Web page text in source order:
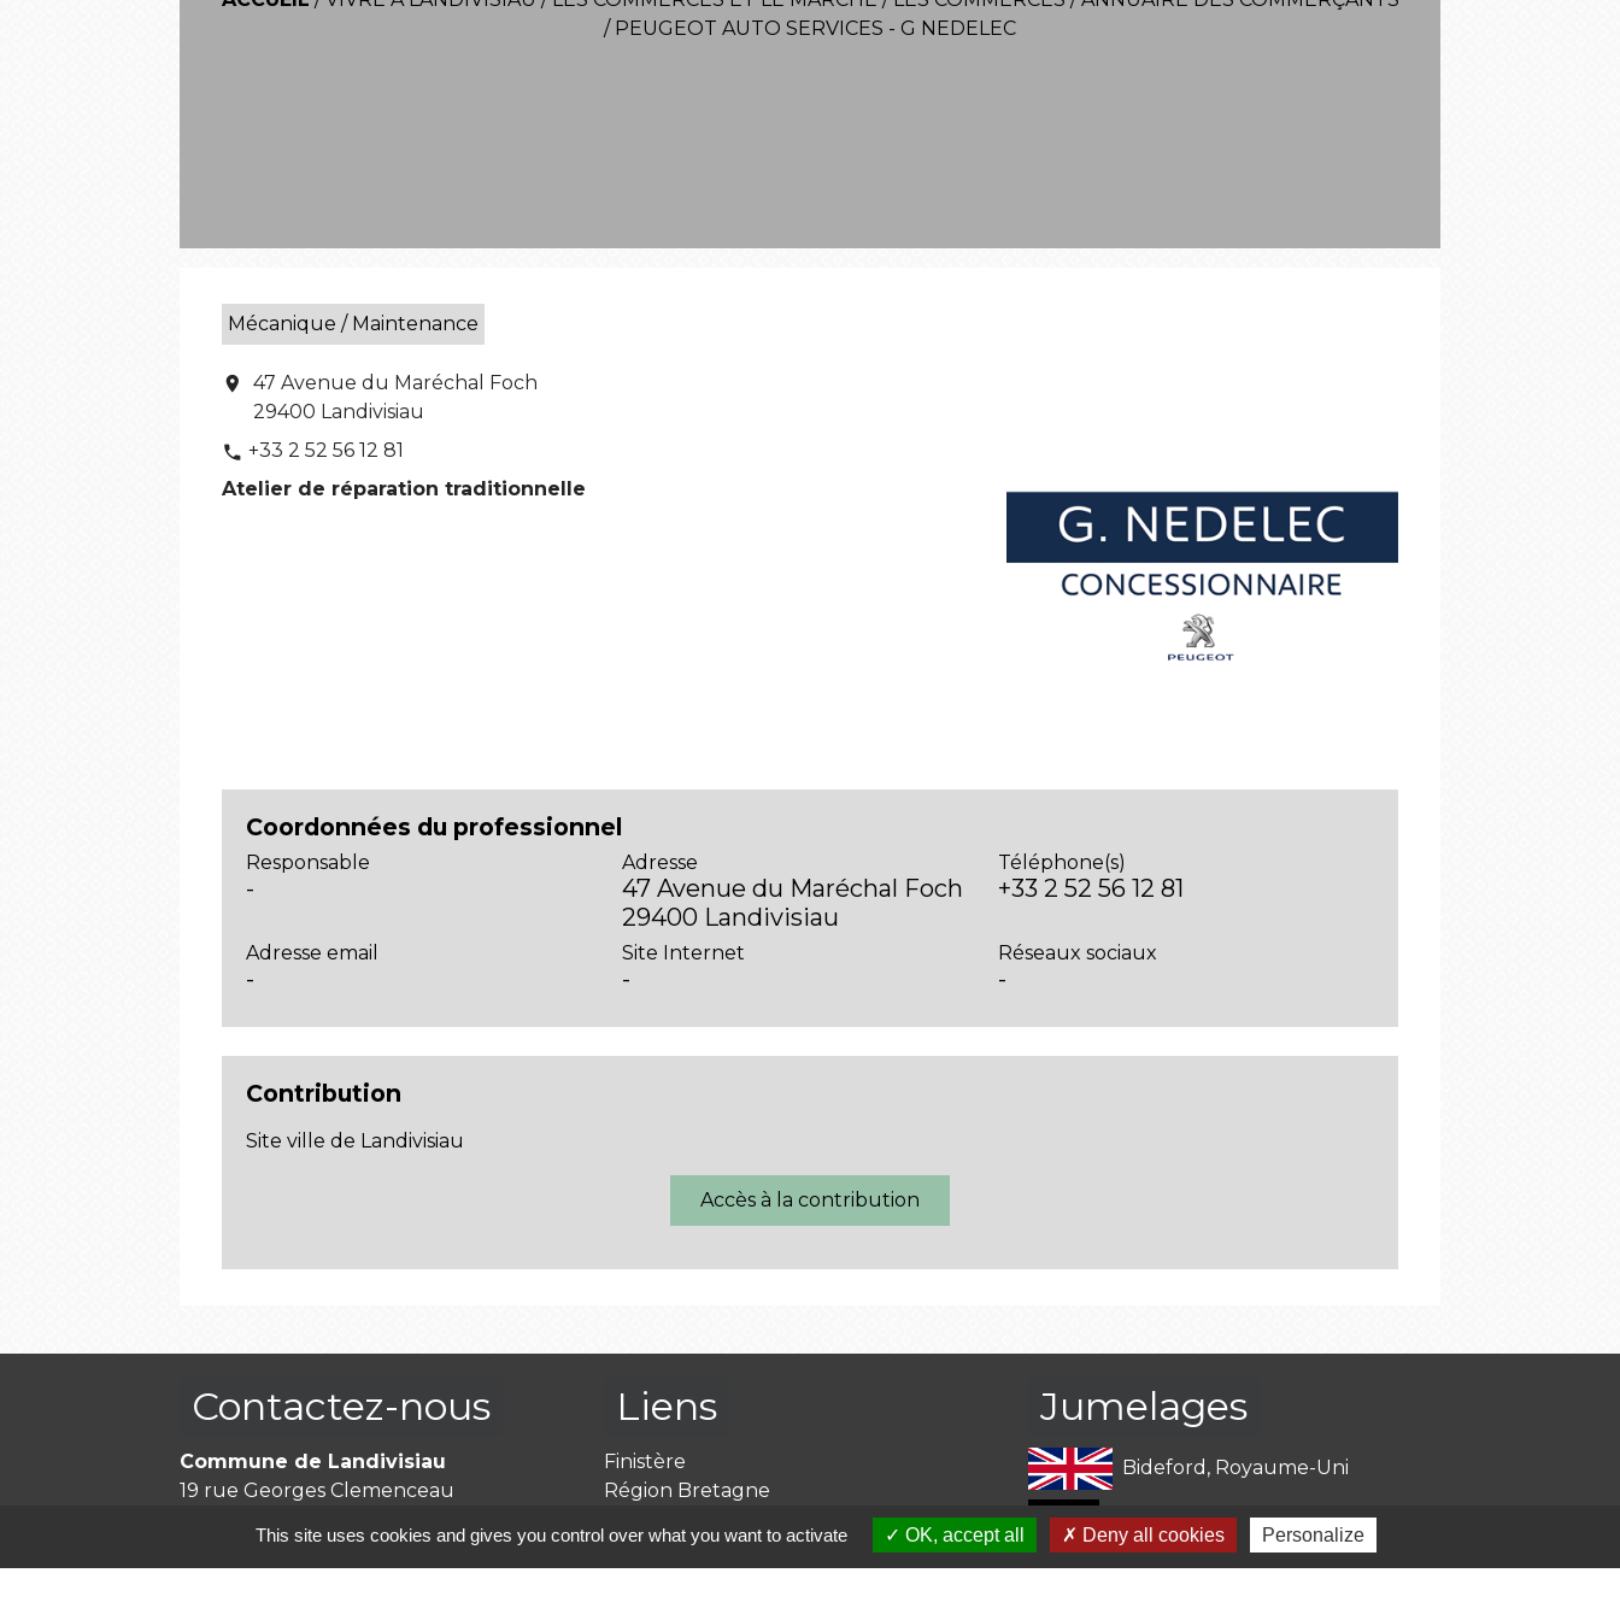
/ PEUGEOT AUTO SERVICES - G NEDELEC
Mécanique / Maintenance
location_on
47 Avenue du Maréchal Foch
29400 Landivisiau
phone +33 2 52 56 12 81
Atelier de réparation traditionnelle
Coordonnées du professionnel
Responsable
-
Adresse
47 Avenue du Maréchal Foch
29400 Landivisiau
Téléphone(s)
+33 2 52 56 12 81
Adresse email
-
Site Internet
-
Réseaux sociaux
-
Contribution
Site ville de Landivisiau
Accès à la contribution
Contactez-nous
Commune de Landivisiau
19 rue Georges Clemenceau
+33 2 98 68 00 30
Liens
Finistère
Région Bretagne
Caisse des Allocations Familiales
Jumelages
Bideford, Royaume-Uni
Bad Sooden-Allendorf, Allemagne
This site uses cookies and gives you control over what you want to activate OK, accept all Deny all cookies Personalize